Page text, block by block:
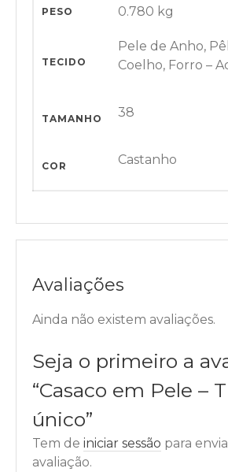
PESO 0.780 kg
TECIDO
Pele de Anho,
Coelho, Forro –
TAMANHO 38
COR Castanho
Avaliações
Ainda não existem avaliações.
Seja o primeiro a
“Casaco em Pele –
único”
Tem de iniciar sessão para
avaliação.